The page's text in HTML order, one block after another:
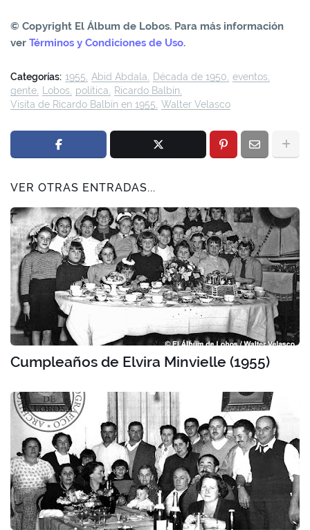
© Copyright El Álbum de Lobos. Para más información
ver Términos y Condiciones de Uso.
Categorías: 1955 Abid Abdala Década de 1950 eventos
gente
Lobos política
Ricardo Balbín
Visita de Ricardo Balbín en 1955 Walter Velasco
VER OTRAS ENTRADAS...
Cumpleaños de Elvira Minvielle (1955)